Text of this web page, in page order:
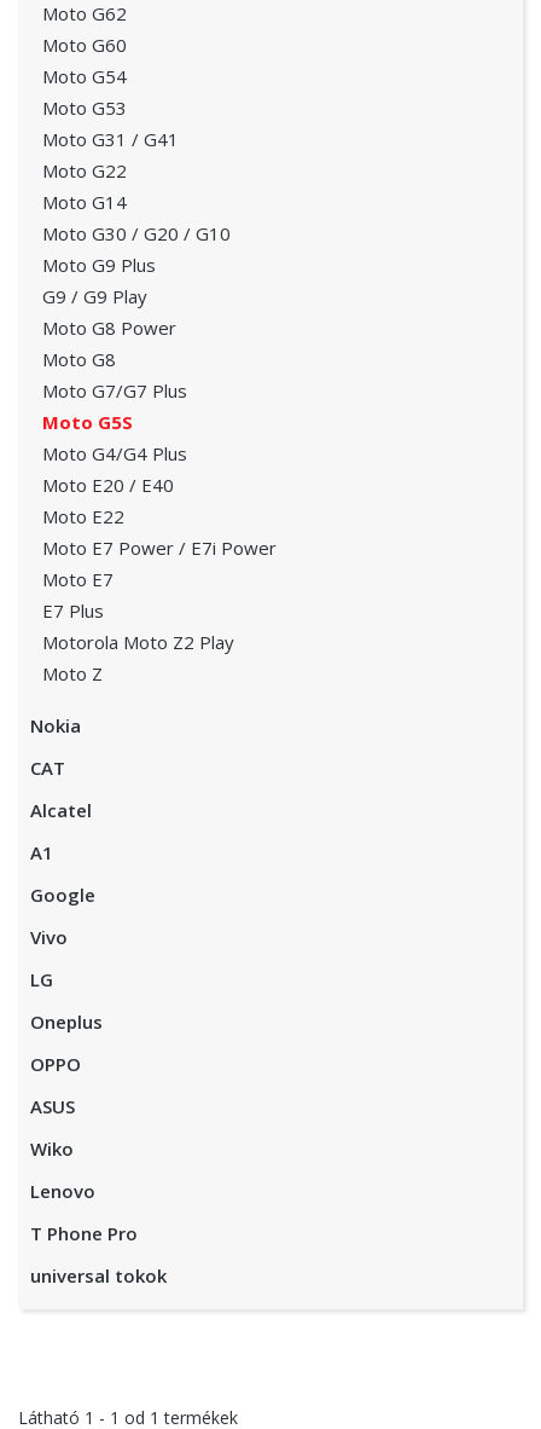
Moto G62
Moto G60
Moto G54
Moto G53
Moto G31 / G41
Moto G22
Moto G14
Moto G30 / G20 / G10
Moto G9 Plus
G9 / G9 Play
Moto G8 Power
Moto G8
Moto G7/G7 Plus
Moto G5S
Moto G4/G4 Plus
Moto E20 / E40
Moto E22
Moto E7 Power / E7i Power
Moto E7
E7 Plus
Motorola Moto Z2 Play
Moto Z
Nokia
CAT
Alcatel
A1
Google
Vivo
LG
Oneplus
OPPO
ASUS
Wiko
Lenovo
T Phone Pro
universal tokok
Látható 1 - 1 od 1 termékek